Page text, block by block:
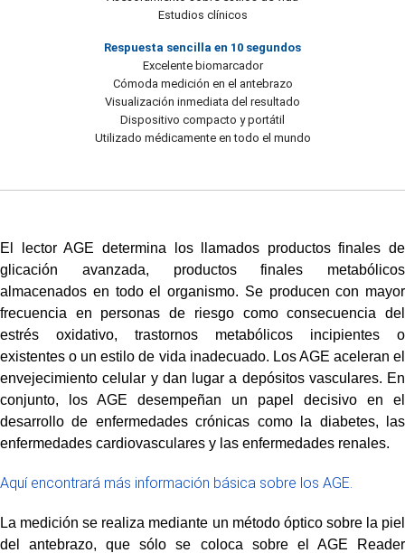
Estudios clínicos
Respuesta sencilla en 10 segundos
Excelente biomarcador
Cómoda medición en el antebrazo
Visualización inmediata del resultado
Dispositivo compacto y portátil
Utilizado médicamente en todo el mundo
El lector AGE determina los llamados productos finales de
glicación avanzada, productos finales metabólicos
almacenados en todo el organismo. Se producen con mayor
frecuencia en personas de riesgo como consecuencia del
estrés oxidativo, trastornos metabólicos incipientes o
existentes o un estilo de vida inadecuado. Los AGE aceleran el
envejecimiento celular y dan lugar a depósitos vasculares. En
conjunto, los AGE desempeñan un papel decisivo en el
desarrollo de enfermedades crónicas como la diabetes, las
enfermedades cardiovasculares y las enfermedades renales.
Aquí encontrará más información básica sobre los AGE.
La medición se realiza mediante un método óptico sobre la piel
del antebrazo, que sólo se coloca sobre el AGE Reader